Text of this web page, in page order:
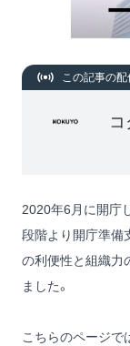
この記事の配
2020年6月に開庁
段階より開庁準備
の利便性と組織力
ました。
こちらのページで